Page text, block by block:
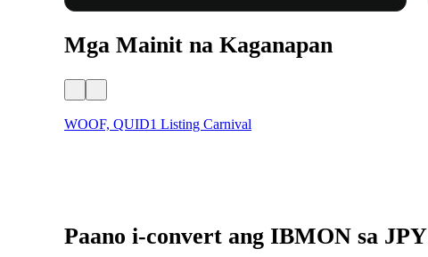
Mga Mainit na Kaganapan
WOOF, QUID1 Listing Carnival
Paano i-convert ang IBMON sa JPY